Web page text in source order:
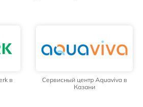
в
Сервисный центр Aquaviva в
Казани